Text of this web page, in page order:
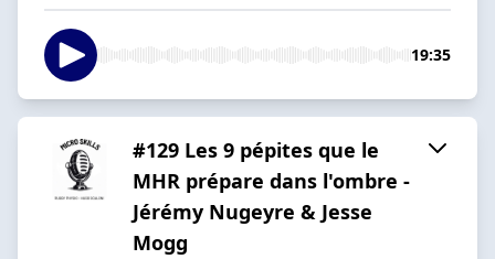
19:35
#129 Les 9 pépites que le
MHR prépare dans l'ombre -
Jérémy Nugeyre & Jesse
Mogg